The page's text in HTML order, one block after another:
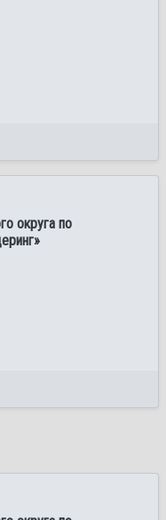
округа по